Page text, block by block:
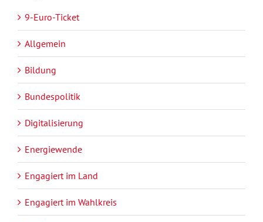
9-Euro-Ticket
Allgemein
Bildung
Bundespolitik
Digitalisierung
Energiewende
Engagiert im Land
Engagiert im Wahlkreis